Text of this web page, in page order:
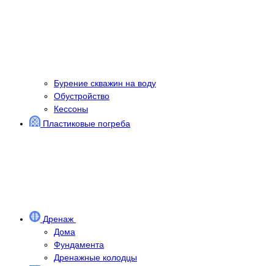
Бурение скважин на воду
Обустройство
Кессоны
Пластиковые погреба
Дренаж
Дома
Фундамента
Дренажные колодцы